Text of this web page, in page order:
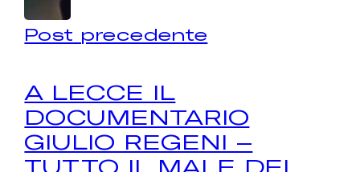
Post precedente
A LECCE IL
DOCUMENTARIO
GIULIO REGENI –
TUTTO IL MALE DEL